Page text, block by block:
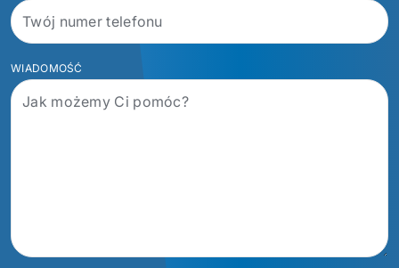
WIADOMOŚĆ